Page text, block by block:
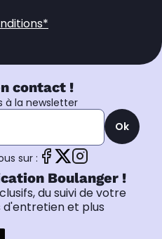
contact !
à la newsletter
Ok
sur :
Boulanger !
du suivi de votre
d'entretien et plus